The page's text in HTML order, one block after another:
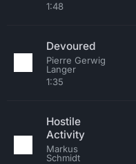
1:48
Devoured
Pierre Gerwig
Langer
1:35
Hostile
Activity
Markus
Schmidt